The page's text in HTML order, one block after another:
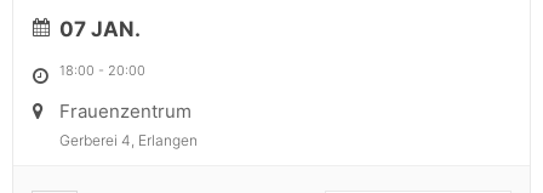
07 JAN.
18:00 - 20:00
Frauenzentrum
Gerberei 4, Erlangen